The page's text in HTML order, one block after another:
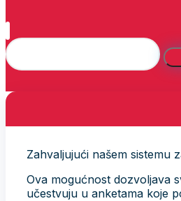
Zahvaljujući našem sistemu
Ova mogućnost dozvoljava
učestvuju u anketama koje